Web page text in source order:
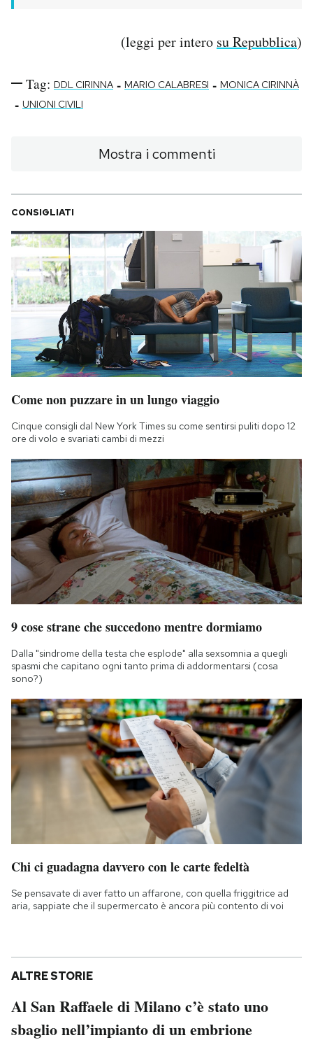
(leggi per intero su Repubblica)
Tag: DDL CIRINNA - MARIO CALABRESI - MONICA CIRINNÀ
- UNIONI CIVILI
Mostra i commenti
CONSIGLIATI
Come non puzzare in un lungo viaggio
Cinque consigli dal New York Times su come sentirsi puliti dopo 12
ore di volo e svariati cambi di mezzi
9 cose strane che succedono mentre dormiamo
Dalla "sindrome della testa che esplode" alla sexsomnia a quegli
spasmi che capitano ogni tanto prima di addormentarsi (cosa
sono?)
Chi ci guadagna davvero con le carte fedeltà
Se pensavate di aver fatto un affarone, con quella friggitrice ad
aria, sappiate che il supermercato è ancora più contento di voi
ALTRE STORIE
Al San Raffaele di Milano c’è stato uno
sbaglio nell’impianto di un embrione